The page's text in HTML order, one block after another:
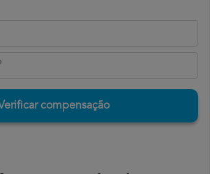
compensação